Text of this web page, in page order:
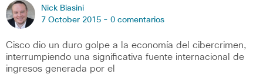
Nick Biasini
7 October 2015 - 0 comentarios
Cisco dio un duro golpe a la economía del cibercrimen,
interrumpiendo una significativa fuente internacional de
ingresos generada por el